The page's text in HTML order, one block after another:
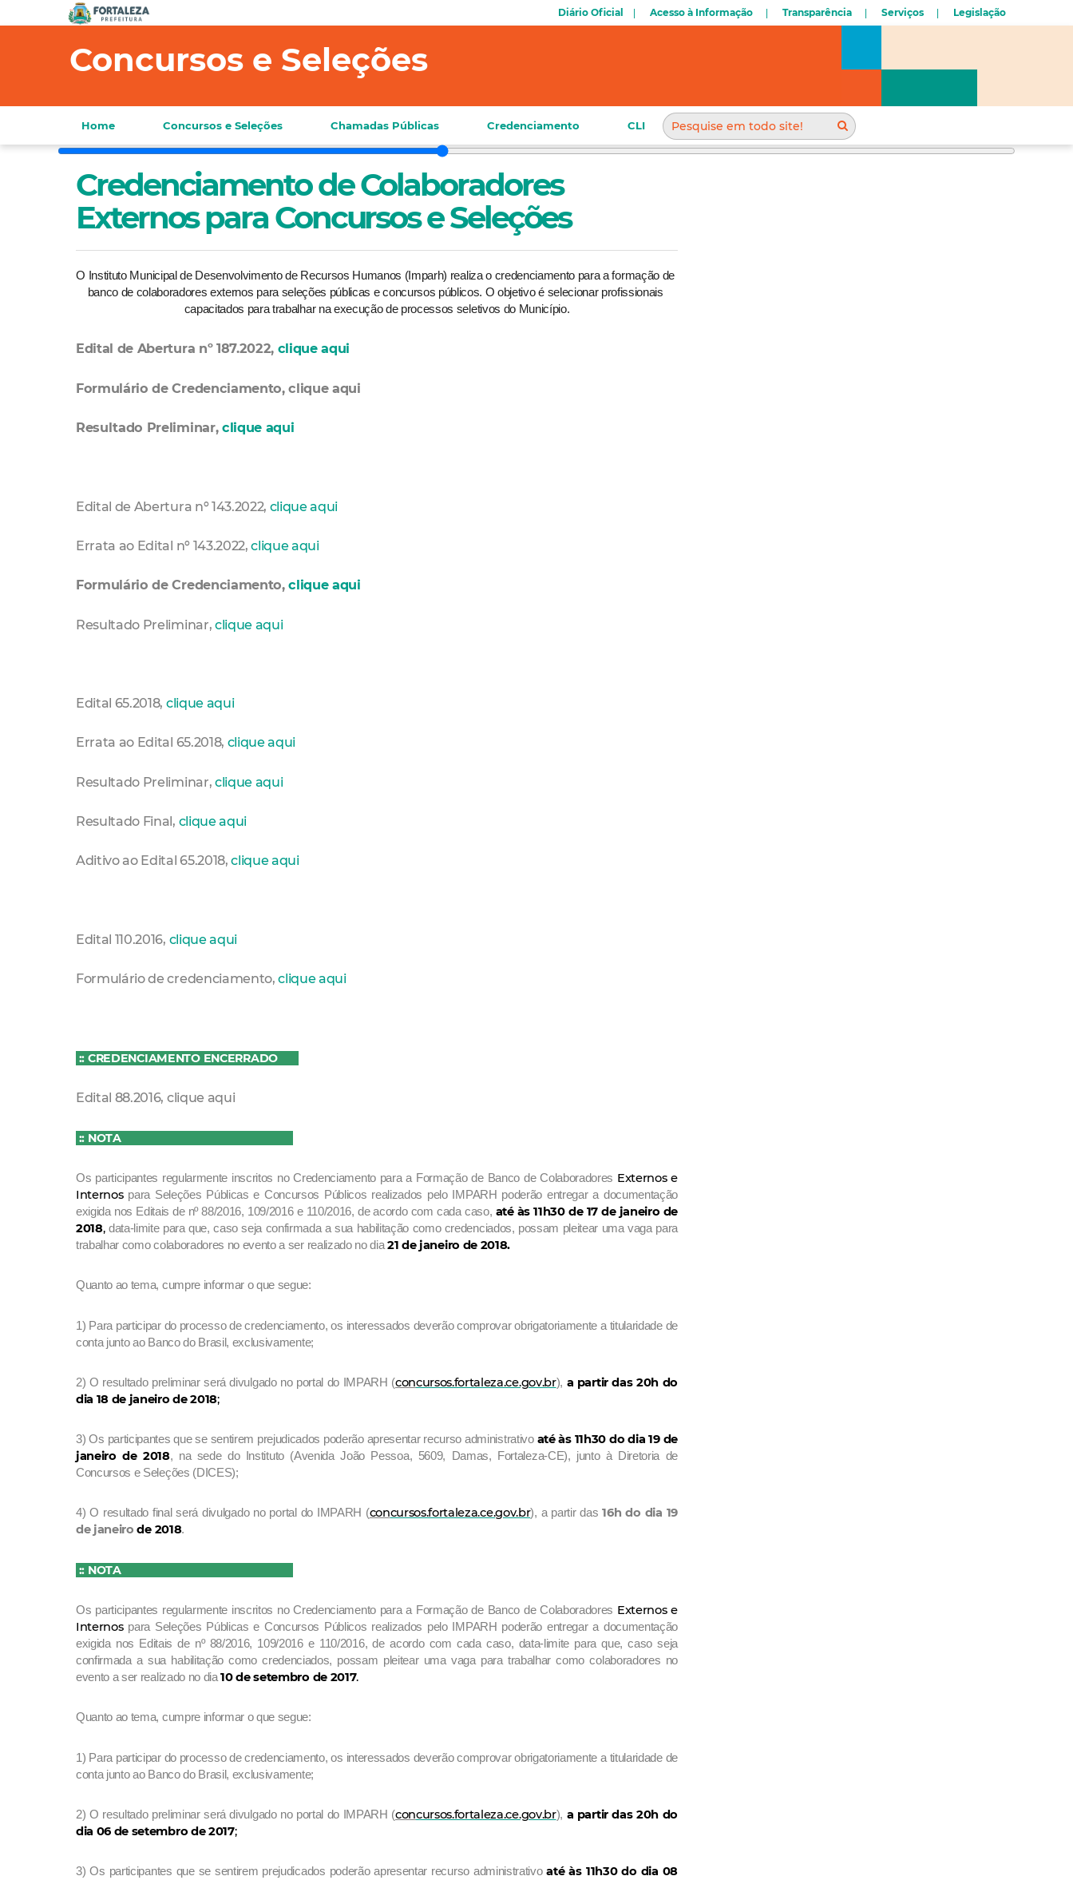
Diário Oficial Acesso à Informação Transparência Serviços Legislação
Concursos e Seleções
Home Concursos e Seleções Chamadas Públicas Credenciamento CLI
Credenciamento de Colaboradores
Externos para Concursos e Seleções
O Instituto Municipal de Desenvolvimento de Recursos Humanos (Imparh) realiza o credenciamento para a formação de
banco de colaboradores externos para seleções públicas e concursos públicos. O objetivo é selecionar profissionais
capacitados para trabalhar na execução de processos seletivos do Município.
Edital de Abertura nº 187.2022, clique aqui
Formulário de Credenciamento, clique aqui
Resultado Preliminar, clique aqui
Edital de Abertura nº 143.2022, clique aqui
Errata ao Edital nº 143.2022,clique aqui
Formulário de Credenciamento,clique aqui
Resultado Preliminar, clique aqui
Edital 65.2018, clique aqui
Errata ao Edital 65.2018, clique aqui
Resultado Preliminar, clique aqui
Resultado Final, clique aqui
Aditivo ao Edital 65.2018,clique aqui
Edital 110.2016, clique aqui
Formulário de credenciamento,clique aqui
:: CREDENCIAMENTO ENCERRADO
Edital 88.2016, clique aqui
:: NOTA
Os participantes regularmente inscritos no Credenciamento para a Formação de Banco de Colaboradores Externos e
Internos para Seleções Públicas e Concursos Públicos realizados pelo IMPARH poderão entregar a documentação
exigida nos Editais de nº 88/2016, 109/2016 e 110/2016, de acordo com cada caso, até às 11h30 de 17 de janeiro de
2018, data-limite para que, caso seja confirmada a sua habilitação como credenciados, possam pleitear uma vaga para
trabalhar como colaboradores no evento a ser realizado no dia21 de janeiro de 2018.
Quanto ao tema, cumpre informar o que segue:
1) Para participar do processo de credenciamento, os interessados deverão comprovar obrigatoriamente a titularidade de
conta junto ao Banco do Brasil, exclusivamente;
2) O resultado preliminar será divulgado no portal do IMPARH (concursos.fortaleza.ce.gov.br), a partir das 20h do
dia 18 de janeiro de 2018;
3) Os participantes que se sentirem prejudicados poderão apresentar recurso administrativo até às 11h30 do dia 19 de
janeiro de 2018, na sede do Instituto (Avenida João Pessoa, 5609, Damas, Fortaleza-CE), junto à Diretoria de
Concursos e Seleções (DICES);
4) O resultado final será divulgado no portal do IMPARH (concursos.fortaleza.ce.gov.br), a partir das16h do dia 19
de janeirode 2018.
:: NOTA
Os participantes regularmente inscritos no Credenciamento para a Formação de Banco de Colaboradores Externos e
Internos para Seleções Públicas e Concursos Públicos realizados pelo IMPARH poderão entregar a documentação
exigida nos Editais de nº 88/2016, 109/2016 e 110/2016, de acordo com cada caso, data-limite para que, caso seja
confirmada a sua habilitação como credenciados, possam pleitear uma vaga para trabalhar como colaboradores no
evento a ser realizado no dia10 de setembro de 2017.
Quanto ao tema, cumpre informar o que segue:
1) Para participar do processo de credenciamento, os interessados deverão comprovar obrigatoriamente a titularidade de
conta junto ao Banco do Brasil, exclusivamente;
2) O resultado preliminar será divulgado no portal do IMPARH (concursos.fortaleza.ce.gov.br), a partir das 20h do
dia 06 de setembro de 2017;
3) Os participantes que se sentirem prejudicados poderão apresentar recurso administrativoaté às 11h30 do dia 08